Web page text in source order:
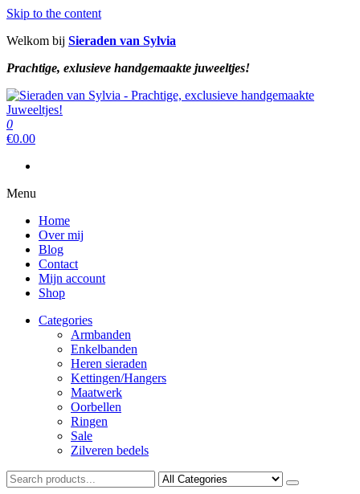
Skip to the content
Welkom bij Sieraden van Sylvia
Prachtige, exlusieve handgemaakte juweeltjes!
Sieraden van Sylvia
Prachtige, exclusieve handgemaakte juweeltjes!
Sieraden van Sylvia
Prachtige, exclusieve handgemaakte juweeltjes!
0
€0.00
Menu
Home
Over mij
Blog
Contact
Mijn account
Shop
Categories
Armbanden
Enkelbanden
Heren sieraden
Kettingen/Hangers
Maatwerk
Oorbellen
Ringen
Sale
Zilveren bedels